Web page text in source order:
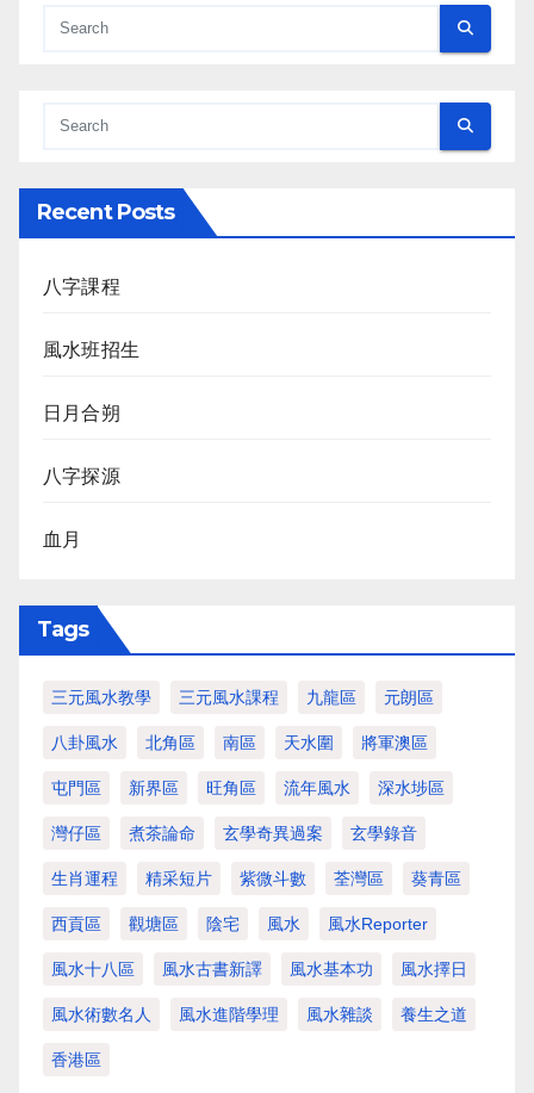
Recent Posts
八字課程
風水班招生
日月合朔
八字探源
血月
Tags
三元風水教學 三元風水課程 九龍區 元朗區
八卦風水 北角區 南區 天水圍 將軍澳區
屯門區 新界區 旺角區 流年風水 深水埗區
灣仔區 煮茶論命 玄學奇異過案 玄學錄音
生肖運程 精采短片 紫微斗數 荃灣區 葵青區
西貢區 觀塘區 陰宅 風水 風水Reporter
風水十八區 風水古書新譯 風水基本功 風水擇日
風水術數名人 風水進階學理 風水雜談 養生之道
香港區